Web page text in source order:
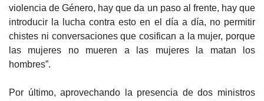
violencia de Género, hay que da un paso al frente, hay que
introducir la lucha contra esto en el día a día, no permitir
chistes ni conversaciones que cosifican a la mujer, porque
las mujeres no mueren a las mujeres la matan los
hombres”.
Por último, aprovechando la presencia de dos ministros